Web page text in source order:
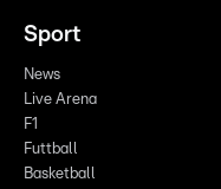
Sport
News
Live Arena
F1
Futtball
Basketball